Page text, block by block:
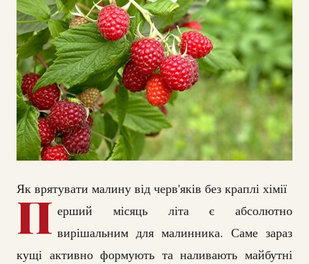
Як врятувати малину від черв'яків без краплі хімії
П ерший місяць літа є абсолютно
вирішальним для малинника. Саме зараз
кущі активно формують та наливають майбутні